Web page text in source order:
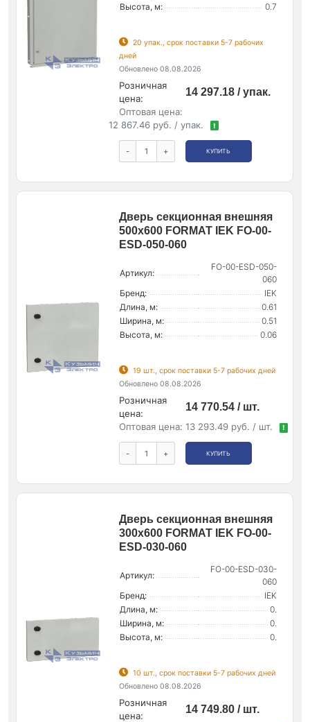
Высота, м:
0.7
20 упак., срок поставки 5-7 рабочих
дней
Обновлено 08.08.2026
Розничная
цена:
14 297.18 / упак.
Оптовая цена:
12 867.46 руб. / упак.
!
- + КУПИТЬ
Дверь секционная внешняя
500х600 FORMAT IEK FO-00-
ESD-050-060
Артикул:
FO-00-ESD-050-
060
Бренд:
IEK
Длина, м:
0.61
Ширина, м:
0.51
Высота, м:
0.06
19 шт., срок поставки 5-7 рабочих дней
Обновлено 08.08.2026
Розничная
цена:
14 770.54 / шт.
Оптовая цена: 13 293.49 руб. / шт. !
- + КУПИТЬ
Дверь секционная внешняя
300х600 FORMAT IEK FO-00-
ESD-030-060
Артикул:
FO-00-ESD-030-
060
Бренд:
IEK
Длина, м:
0.
Ширина, м:
0.
Высота, м:
0.
10 шт., срок поставки 5-7 рабочих дней
Обновлено 08.08.2026
Розничная
цена:
14 749.80 / шт.